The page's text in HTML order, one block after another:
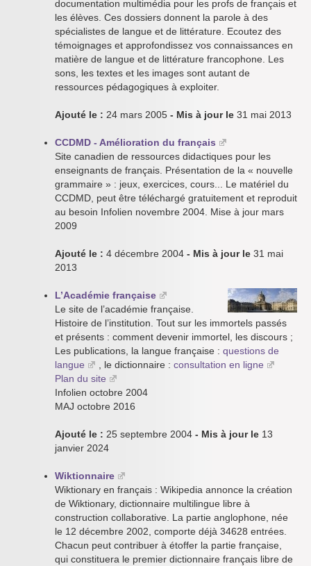
documentation multimédia pour les profs de français et
les élèves. Ces dossiers donnent la parole à des
spécialistes de langue et de littérature. Ecoutez des
témoignages et approfondissez vos connaissances en
matière de langue et de littérature francophone. Les
sons, les textes et les images sont autant de
ressources pédagogiques à exploiter.
Ajouté le : 24 mars 2005 - Mis à jour le 31 mai 2013
CCDMD - Amélioration du français
Site canadien de ressources didactiques pour les
enseignants de français. Présentation de la « nouvelle
grammaire » : jeux, exercices, cours... Le matériel du
CCDMD, peut être téléchargé gratuitement et reproduit
au besoin Infolien novembre 2004. Mise à jour mars
2009
Ajouté le : 4 décembre 2004 - Mis à jour le 31 mai
2013
L’Académie française
Le site de l’académie française.
Histoire de l’institution. Tout sur les immortels passés
et présents : comment devenir immortel, les discours ;
Les publications, la langue française : questions de
langue
, le dictionnaire : consultation en ligne
Plan du site
Infolien octobre 2004
MAJ octobre 2016
Ajouté le : 25 septembre 2004 - Mis à jour le 13
janvier 2024
Wiktionnaire
Wiktionary en français : Wikipedia annonce la création
de Wiktionary, dictionnaire multilingue libre à
construction collaborative. La partie anglophone, née
le 12 décembre 2002, comporte déjà 34628 entrées.
Chacun peut contribuer à étoffer la partie française,
qui constituera le premier dictionnaire français libre de